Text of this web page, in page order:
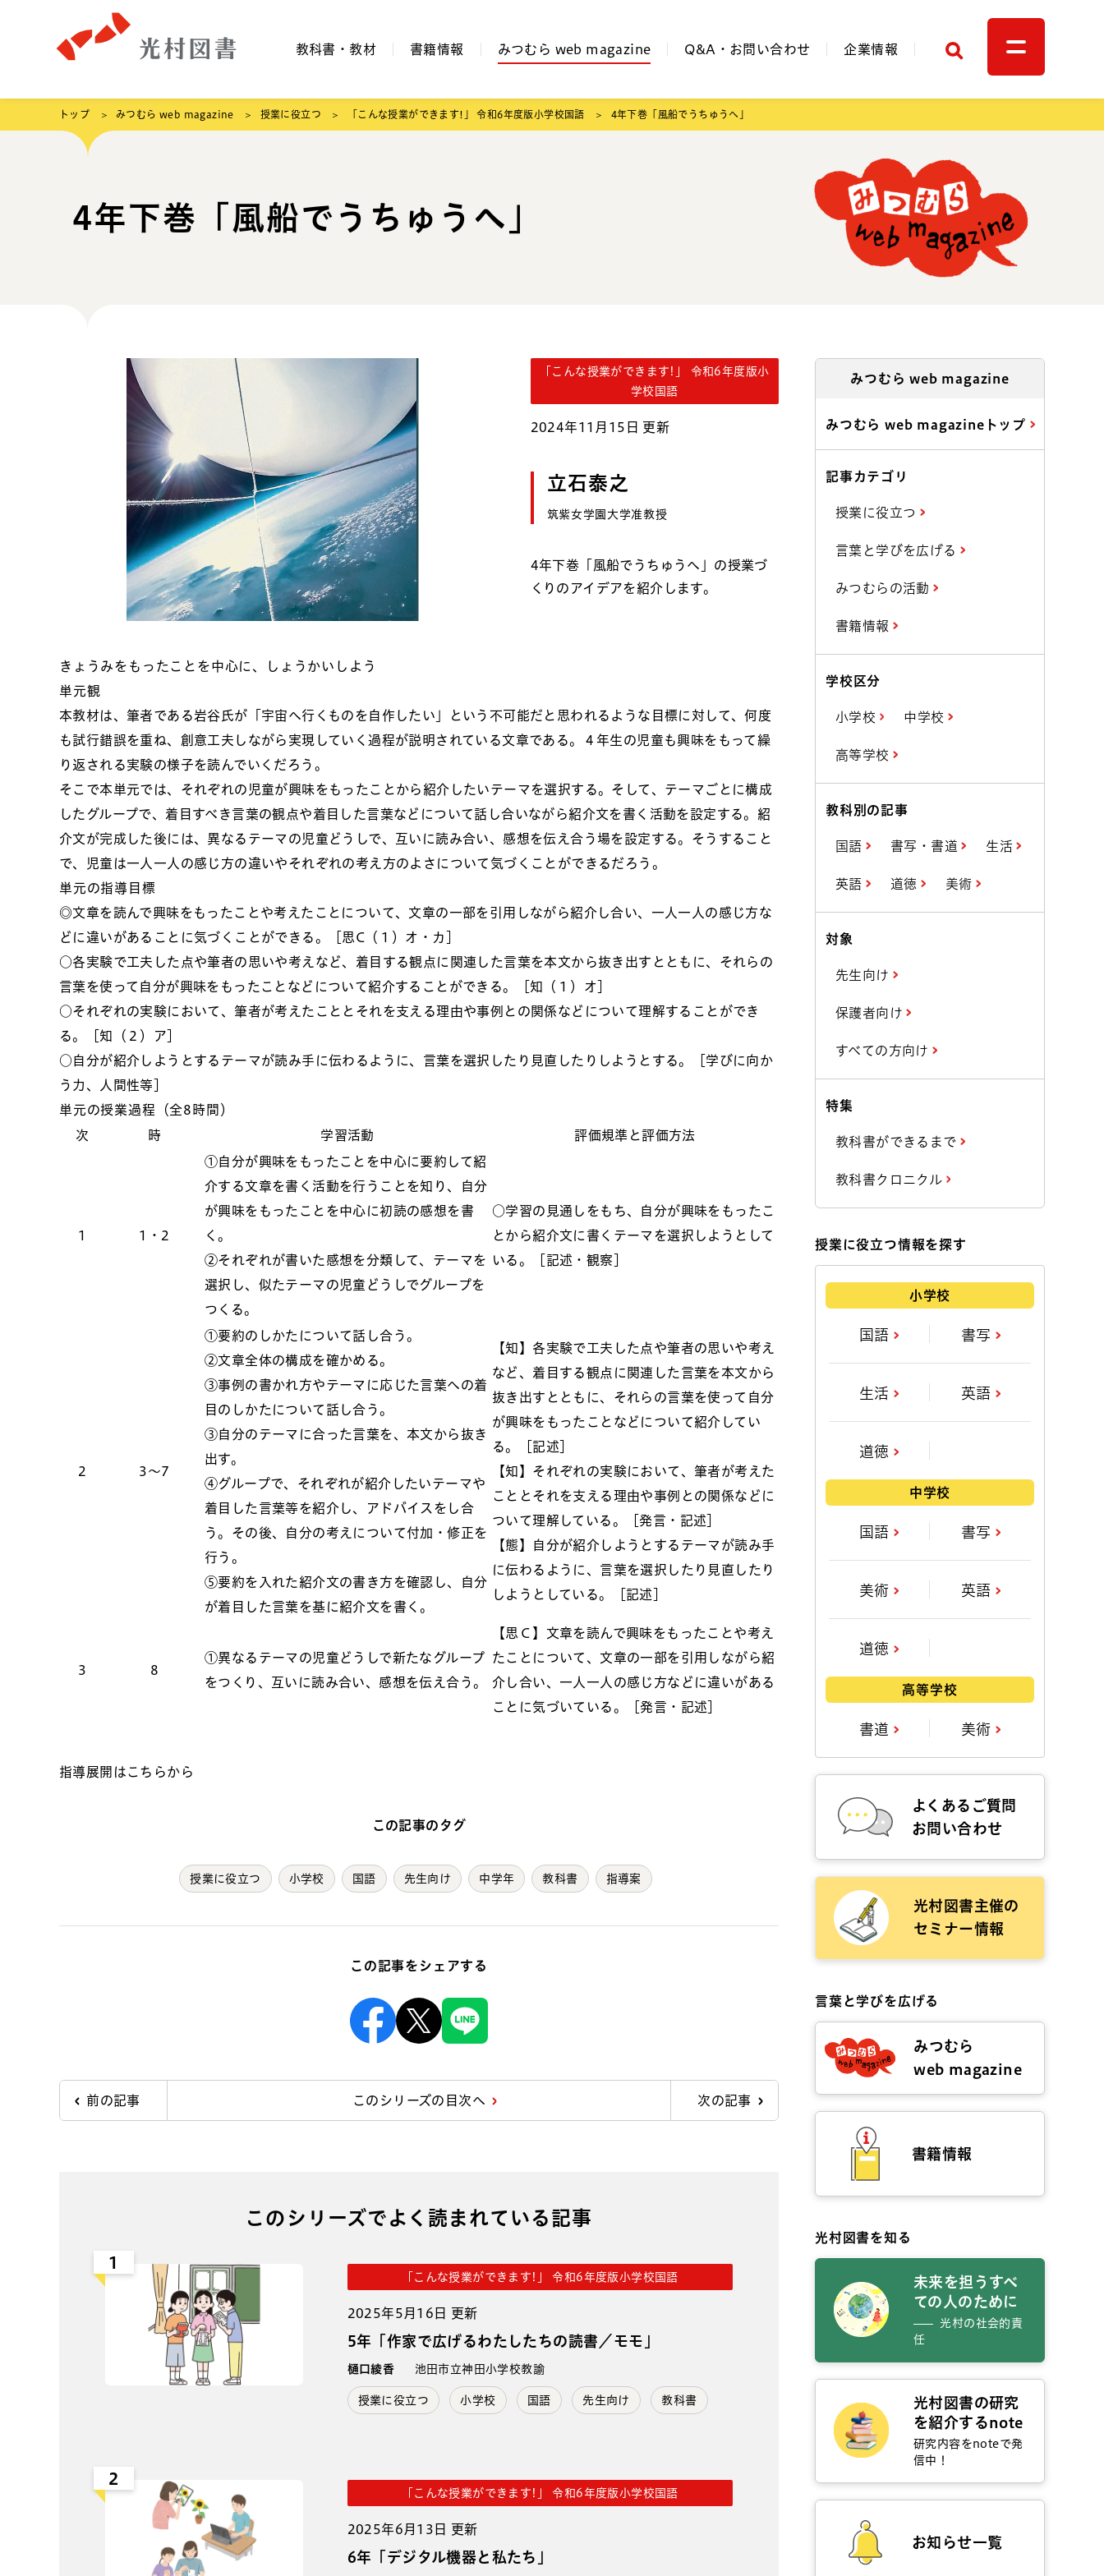
教科書・教材 書籍情報 みつむら web magazine Q&A・お問い合わせ 企業情報 検索
トップ みつむら web magazine 授業に役立つ 「こんな授業ができます!」 令和6年度版小学校国語 4年下巻「風船でうちゅうへ」
4年下巻「風船でうちゅうへ」
「こんな授業ができます!」 令和6年度版小
学校国語
2024年11月15日 更新
立石泰之
筑紫女学園大学准教授
4年下巻「風船でうちゅうへ」の授業づ
くりのアイデアを紹介します。
きょうみをもったことを中心に、しょうかいしよう
単元観
本教材は、筆者である岩谷氏が「宇宙へ行くものを自作したい」という不可能だと思われるような目標に対して、何度
も試行錯誤を重ね、創意工夫しながら実現していく過程が説明されている文章である。４年生の児童も興味をもって繰
り返される実験の様子を読んでいくだろう。
そこで本単元では、それぞれの児童が興味をもったことから紹介したいテーマを選択する。そして、テーマごとに構成
したグループで、着目すべき言葉の観点や着目した言葉などについて話し合いながら紹介文を書く活動を設定する。紹
介文が完成した後には、異なるテーマの児童どうしで、互いに読み合い、感想を伝え合う場を設定する。そうすること
で、児童は一人一人の感じ方の違いやそれぞれの考え方のよさについて気づくことができるだろう。
単元の指導目標
◎文章を読んで興味をもったことや考えたことについて、文章の一部を引用しながら紹介し合い、一人一人の感じ方な
どに違いがあることに気づくことができる。［思C（１）オ・カ］
○各実験で工夫した点や筆者の思いや考えなど、着目する観点に関連した言葉を本文から抜き出すとともに、それらの
言葉を使って自分が興味をもったことなどについて紹介することができる。［知（１）オ］
○それぞれの実験において、筆者が考えたこととそれを支える理由や事例との関係などについて理解することができ
る。［知（２）ア］
○自分が紹介しようとするテーマが読み手に伝わるように、言葉を選択したり見直したりしようとする。［学びに向か
う力、人間性等］
単元の授業過程（全8時間）
次
時 学習活動 評価規準と評価方法
1 1・2
①自分が興味をもったことを中心に要約して紹
介する文章を書く活動を行うことを知り、自分
が興味をもったことを中心に初読の感想を書
く。
②それぞれが書いた感想を分類して、テーマを
選択し、似たテーマの児童どうしでグループを
つくる。
○学習の見通しをもち、自分が興味をもったこ
とから紹介文に書くテーマを選択しようとして
いる。［記述・観察］
2 3〜7
①要約のしかたについて話し合う。
②文章全体の構成を確かめる。
③事例の書かれ方やテーマに応じた言葉への着
目のしかたについて話し合う。
③自分のテーマに合った言葉を、本文から抜き
出す。
④グループで、それぞれが紹介したいテーマや
着目した言葉等を紹介し、アドバイスをし合
う。その後、自分の考えについて付加・修正を
行う。
⑤要約を入れた紹介文の書き方を確認し、自分
が着目した言葉を基に紹介文を書く。
【知】各実験で工夫した点や筆者の思いや考え
など、着目する観点に関連した言葉を本文から
抜き出すとともに、それらの言葉を使って自分
が興味をもったことなどについて紹介してい
る。［記述］
【知】それぞれの実験において、筆者が考えた
こととそれを支える理由や事例との関係などに
ついて理解している。［発言・記述］
【態】自分が紹介しようとするテーマが読み手
に伝わるように、言葉を選択したり見直したり
しようとしている。［記述］
3 8
①異なるテーマの児童どうしで新たなグループ
をつくり、互いに読み合い、感想を伝え合う。
【思Ｃ】文章を読んで興味をもったことや考え
たことについて、文章の一部を引用しながら紹
介し合い、一人一人の感じ方などに違いがある
ことに気づいている。［発言・記述］
指導展開はこちらから
この記事のタグ
授業に役立つ 小学校 国語 先生向け 中学年 教科書 指導案
この記事をシェアする
このシリーズの目次へ
前の記事 次の記事
このシリーズでよく読まれている記事
1
「こんな授業ができます!」 令和6年度版小学校国語
2025年5月16日 更新
5年「作家で広げるわたしたちの読書／モモ」
樋口綾香 池田市立神田小学校教諭
授業に役立つ 小学校 国語 先生向け 教科書
2
「こんな授業ができます!」 令和6年度版小学校国語
2025年6月13日 更新
6年「デジタル機器と私たち」
みつむら web magazine
みつむら web magazineトップ
記事カテゴリ
授業に役立つ
言葉と学びを広げる
みつむらの活動
書籍情報
学校区分
小学校 中学校
高等学校
教科別の記事
国語 書写・書道 生活
英語 道徳 美術
対象
先生向け
保護者向け
すべての方向け
特集
教科書ができるまで
教科書クロニクル
授業に役立つ情報を探す
小学校
国語 書写
生活 英語
道徳
中学校
国語 書写
美術 英語
道徳
高等学校
書道 美術
よくあるご質問
お問い合わせ
光村図書主催の
セミナー情報
言葉と学びを広げる
みつむら
web magazine
書籍情報
光村図書を知る
未来を担うすべ
ての人のために
光村の社会的責
任
光村図書の研究
を紹介するnote
研究内容をnoteで発
信中！
お知らせ一覧